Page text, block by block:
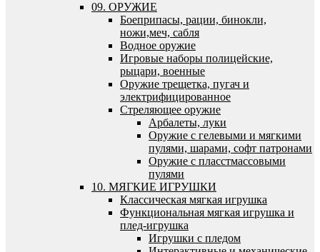
09. ОРУЖИЕ
Боеприпасы, рации, бинокли,
ножи,меч, сабля
Водное оружие
Игровые наборы полицейские,
рыцари, военные
Оружие трещетка, пугач и
электрифицированное
Стреляющее оружие
Арбалеты, луки
Оружие с гелевыми и мягкими
пулями, шарами, софт патронами
Оружие с пласстмассовыми
пулями
10. МЯГКИЕ ИГРУШКИ
Классическая мягкая игрушка
Функциональная мягкая игрушка и
плед-игрушка
Игрушки с пледом